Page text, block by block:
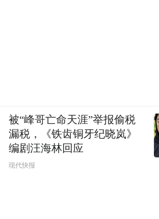
被“峰哥亡命天涯”举报偷税
漏税，《铁齿铜牙纪晓岚》
编剧汪海林回应
现代快报